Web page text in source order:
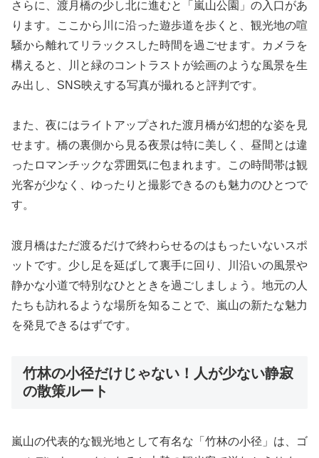
さらに、渡月橋の少し北に進むと「嵐山公園」の入口があ
ります。ここから川に沿った遊歩道を歩くと、観光地の喧
騒から離れてリラックスした時間を過ごせます。カメラを
構えると、川と緑のコントラストが絵画のような風景を生
み出し、SNS映えする写真が撮れると評判です。
また、夜にはライトアップされた渡月橋が幻想的な姿を見
せます。橋の裏側から見る夜景は特に美しく、昼間とは違
ったロマンチックな雰囲気に包まれます。この時間帯は観
光客が少なく、ゆったりと撮影できるのも魅力のひとつで
す。
渡月橋はただ渡るだけで終わらせるのはもったいないスポ
ットです。少し足を延ばして裏手に回り、川沿いの風景や
静かな小道で特別なひとときを過ごしましょう。地元の人
たちも訪れるような場所を知ることで、嵐山の新たな魅力
を発見できるはずです。
竹林の小径だけじゃない！人が少ない静寂
の散策ルート
嵐山の代表的な観光地として有名な「竹林の小径」は、ゴ